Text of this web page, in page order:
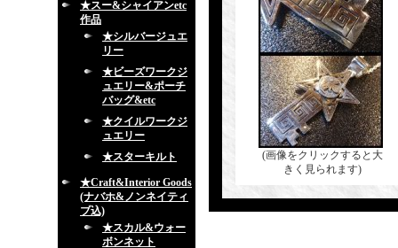
★スー&シャイアンetc
作品
★シルバージュエ
リー
★ビーズワークジ
ュエリー&ポーチ
バッグ&etc
★クイルワークジ
ュエリー
★スターキルト
★Craft&Interior Goods
(ナバホ&ノンネイティ
ブ込)
★スカル&ウォー
ボンネット
(画像をクリックすると大
きく見られます)